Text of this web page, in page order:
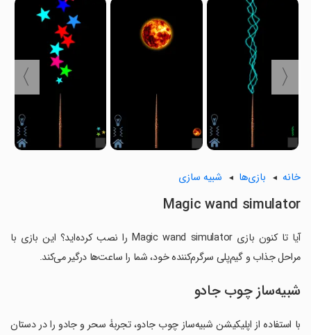
〈
〉
خانه بازی‌ها شبیه سازی
Magic wand simulator
آیا تا کنون بازی Magic wand simulator را نصب کرده‌اید؟ این بازی با
مراحل جذاب و گیم‌پلی سرگرم‌کننده خود، شما را ساعت‌ها درگیر می‌کند.
شبیه‌ساز چوب جادو
با استفاده از اپلیکیشن شبیه‌ساز چوب جادو، تجربۀ سحر و جادو را در دستان